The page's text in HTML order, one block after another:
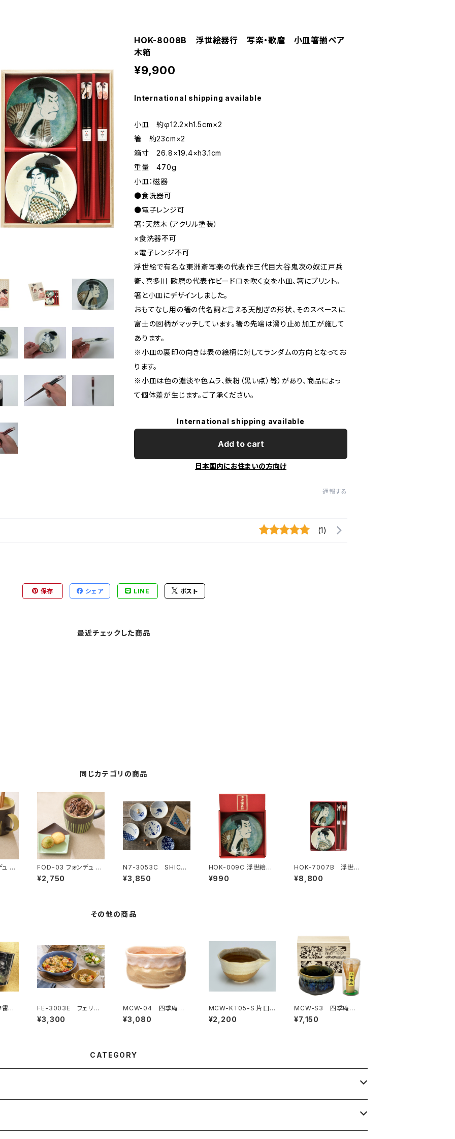
HOK-8008B 浮世絵器行 写楽・歌麿 小皿箸揃ペア
木箱
¥9,900
International shipping available
小皿 約φ12.2×h1.5cm×2
箸 約23cm×2
箱寸 26.8×19.4×h3.1cm
重量 470g
小皿：磁器
●食洗器可
●電子レンジ可
箸：天然木（アクリル塗装）
×食洗器不可
×電子レンジ不可
浮世絵で有名な東洲斎写楽の代表作三代目大谷鬼次の奴江戸兵
衛、喜多川 歌麿の代表作ビードロを吹く女を小皿、箸にプリント。
箸と小皿にデザインしました。
おもてなし用の箸の代名詞と言える天削ぎの形状、そのスペースに
富士の図柄がマッチしています。箸の先端は滑り止め加工が施して
あります。
※小皿の裏印の向きは表の絵柄に対してランダムの方向となってお
ります。
※小皿は色の濃淡や色ムラ、鉄粉（黒い点）等）があり、商品によっ
て個体差が生じます。ご了承ください。
International shipping available
Add to cart
日本国内にお住まいの方向け
通報する
(1)
保存 シェア LINE ポスト
最近チェックした商品
同じカテゴリの商品
FOD-03 フォンデュ マ
グ＆ミニプレート チョ
コ抹茶
¥2,750
N7-3053C SHICHI
TA 猫 小皿揃 木箱
入
¥3,850
HOK-009C 浮世絵器
行 写楽役者絵小皿
¥990
HOK-7007B 浮世絵
器行 写楽・歌麿 小
皿箸揃ペア
¥8,800
その他の商品
FE-3003E フェリー
チェ オーブンプレート
セット
¥3,300
MCW-04 四季庵
抹茶碗 花桜
¥3,080
MCW-KT05-S 片口
抹茶碗 茶色
¥2,200
MCW-S3 四季庵
抹茶碗セット木箱入
青黒
¥7,150
CATEGORY